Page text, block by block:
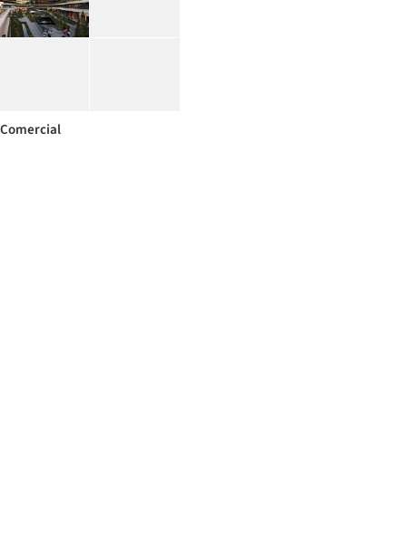
Comercial